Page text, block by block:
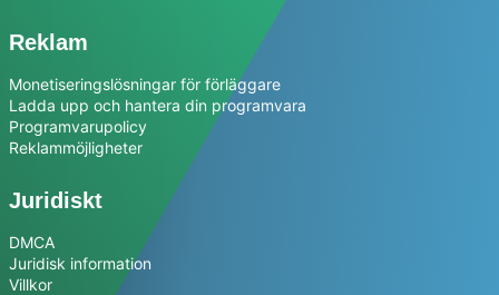
Reklam
Monetiseringslösningar för förläggare
Ladda upp och hantera din programvara
Programvarupolicy
Reklammöjligheter
Juridiskt
DMCA
Juridisk information
Villkor